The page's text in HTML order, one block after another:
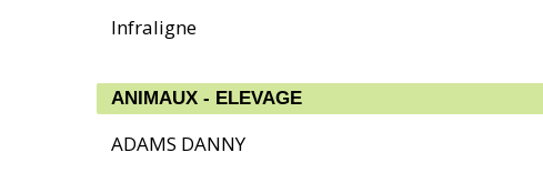
Infraligne
ANIMAUX - ELEVAGE
ADAMS DANNY